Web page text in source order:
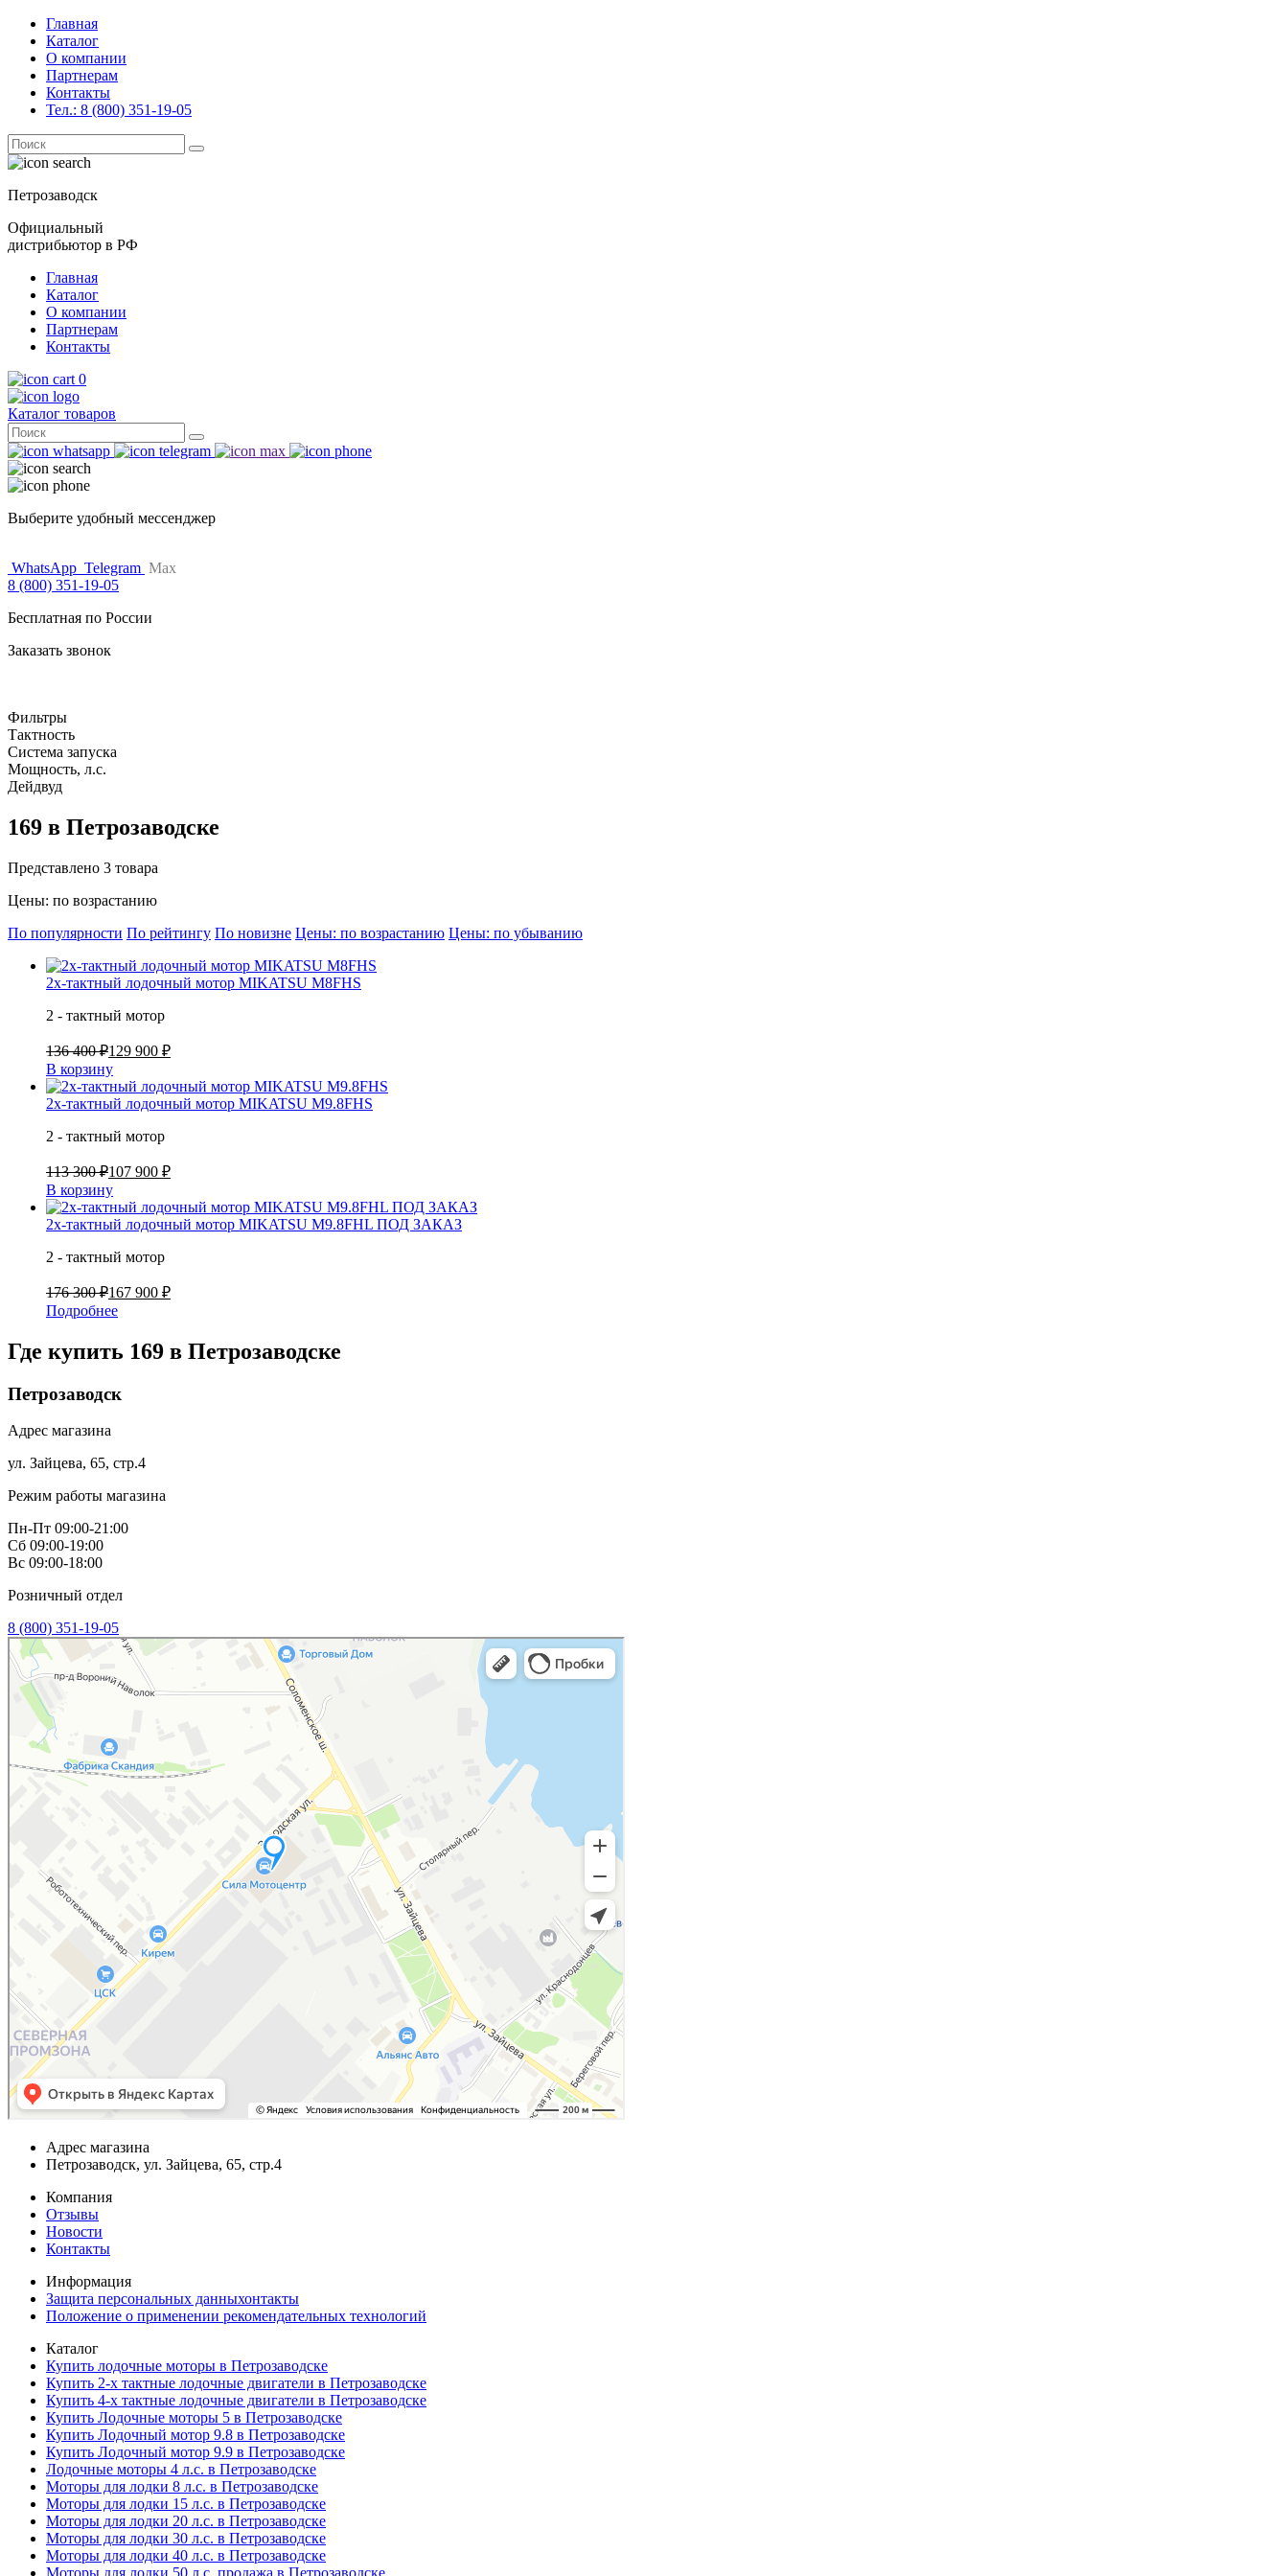
Главная
Каталог
О компании
Партнерам
Контакты
Тел.: 8 (800) 351-19-05
Поиск
for:
Петрозаводск
Официальный
дистрибьютор в РФ
Главная
Каталог
О компании
Партнерам
Контакты
0
Каталог товаров
Поиск
for:
Выберите удобный мессенджер
WhatsApp Telegram Max
8 (800) 351-19-05
Бесплатная по России
Заказать звонок
Фильтры
Тактность
Система запуска
Мощность, л.с.
Дейдвуд
169 в Петрозаводске
Представлено 3 товара
Цены: по возрастанию
По популярности По рейтингу По новизне Цены: по возрастанию Цены: по убыванию
2х-тактный лодочный мотор MIKATSU M8FHS
2 - тактный мотор
136 400 ₽129 900 ₽
В корзину
2х-тактный лодочный мотор MIKATSU M9.8FHS
2 - тактный мотор
113 300 ₽107 900 ₽
В корзину
2х-тактный лодочный мотор MIKATSU M9.8FHL ПОД ЗАКАЗ
2 - тактный мотор
176 300 ₽167 900 ₽
Подробнее
Где купить 169 в Петрозаводске
Петрозаводск
Адрес магазина
ул. Зайцева, 65, стр.4
Режим работы магазина
Пн-Пт 09:00-21:00
Сб 09:00-19:00
Вс 09:00-18:00
Розничный отдел
8 (800) 351-19-05
Адрес магазина
Петрозаводск, ул. Зайцева, 65, стр.4
Компания
Отзывы
Новости
Контакты
Информация
Защита персональных данныхонтакты
Положение о применении рекомендательных технологий
Каталог
Купить лодочные моторы в Петрозаводске
Купить 2-х тактные лодочные двигатели в Петрозаводске
Купить 4-х тактные лодочные двигатели в Петрозаводске
Купить Лодочные моторы 5 в Петрозаводске
Купить Лодочный мотор 9.8 в Петрозаводске
Купить Лодочный мотор 9.9 в Петрозаводске
Лодочные моторы 4 л.с. в Петрозаводске
Моторы для лодки 8 л.с. в Петрозаводске
Моторы для лодки 15 л.с. в Петрозаводске
Моторы для лодки 20 л.с. в Петрозаводске
Моторы для лодки 30 л.с. в Петрозаводске
Моторы для лодки 40 л.с. в Петрозаводске